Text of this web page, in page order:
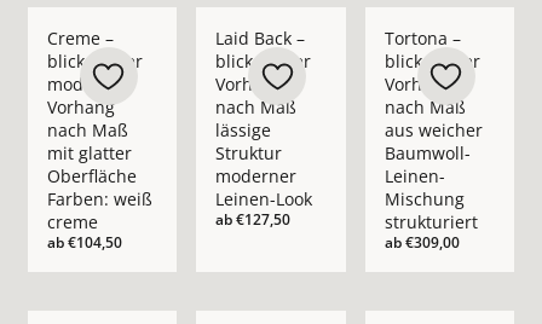
Creme –
blickdichter
moderner
Vorhang
nach Maß
mit glatter
Oberfläche
Farben: weiß
creme
ab€104,50
Laid Back –
blickdichter
Vorhang
nach Maß
lässige
Struktur
moderner
Leinen-Look
ab€127,50
Tortona –
blickdichter
Vorhang
nach Maß
aus weicher
Baumwoll-
Leinen-
Mischung
strukturiert
ab€309,00